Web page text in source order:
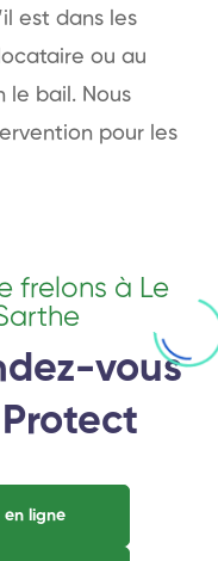
est dans les
ou au
le bail. Nous
pour les
frelons à Le
vous
en ligne